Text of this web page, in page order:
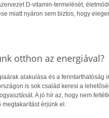
D-vitamin-termelését,
miatt nyáron sem biztos, hogy
otthon az energiával?
alakulása és a fenntarthatóság
is sok család keresi a
A jó hír az, hogy nem
megtakarítást érjünk el.